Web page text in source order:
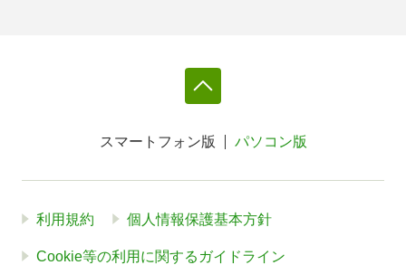
スマートフォン版 パソコン版
利用規約 個人情報保護基本方針
Cookie等の利用に関するガイドライン